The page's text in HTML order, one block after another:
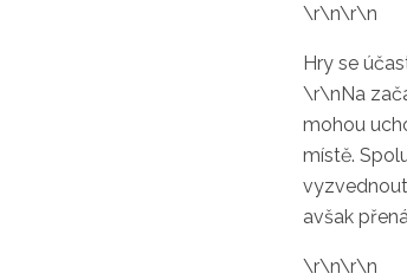
\r\n\r\n
Hry se
\r\nNa
mohou
místě.
avšak
\r\n\r\n